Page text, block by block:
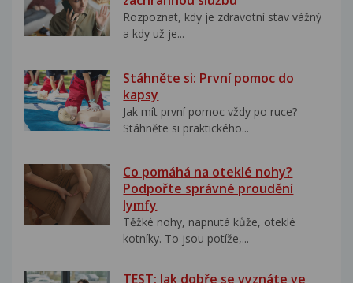
Rozpoznat, kdy je zdravotní stav vážný
a kdy už je...
Stáhněte si: První pomoc do
kapsy
Jak mít první pomoc vždy po ruce?
Stáhněte si praktického...
Co pomáhá na oteklé nohy?
Podpořte správné proudění
lymfy
Těžké nohy, napnutá kůže, oteklé
kotníky. To jsou potíže,...
TEST: Jak dobře se vyznáte ve